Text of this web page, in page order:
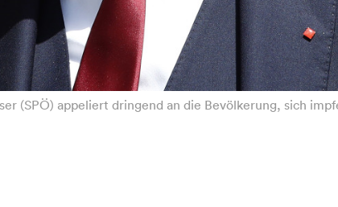
(SPÖ) appeliert dringend an die Bevölkerung, sich